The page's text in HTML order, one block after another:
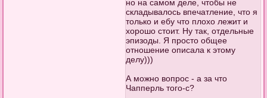
но на самом деле, чтобы не
складывалось впечатление, что я
только и ебу что плохо лежит и
хорошо стоит. Ну так, отдельные
эпизоды. Я просто общее
отношение описала к этому
делу)))
А можно вопрос - а за что
Чапперль того-с?